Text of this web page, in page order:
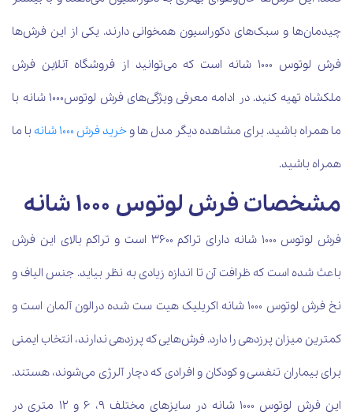
چیدمان‌ها و سبک‌های دکوراسیون همخوانی دارند. یکی از این فرش‌ها
فرش لوتوس 1000 شانه است که می‌توانید از فروشگاه آنلاین فرش
ملکشاه تهیه کنید. در ادامه معرفی ویژگی‌های فرش لوتوس1000 شانه با
ما همراه باشید. برای مشاهده دیگر مدل ها و خرید فرش 1000 شانه با ما
همراه باشید.
مشخصات فرش لوتوس 1000 شانه
فرش لوتوس 1000 شانه دارای تراکم 3600 است و تراکم بالای این فرش
باعث شده است که ظرافت آن تا اندازه زیادی به نظر بیاید. جنس الیاف و
نخ فرش لوتوس 1000 شانه اکریلیک هیت ست شده درالون آلمان است و
کمترین میزان پرزدهی را دارد. فرش‌هایی که پرزدهی ندارند، انتخاب ایمنی
برای بیماران تنفسی و کودکان و افرادی که دچار آلرژی می‌شوند، هستند.
این فرش لوتوس 1000 شانه در سایزهای مختلف 9، 6 و 12 متری در